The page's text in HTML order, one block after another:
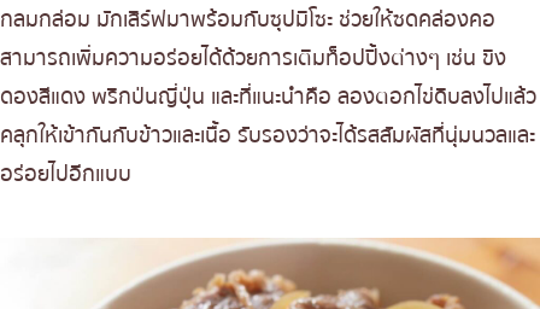
กลมกล่อม มักเสิร์ฟมาพร้อมกับซุปมิโซะ ช่วยให้ซดคล่องคอ
สามารถเพิ่มความอร่อยได้ด้วยการเติมท็อปปิ้งต่างๆ เช่น ขิง
ดองสีแดง พริกป่นญี่ปุ่น และที่แนะนำคือ ลองตอกไข่ดิบลงไปแล้ว
คลุกให้เข้ากันกับข้าวและเนื้อ รับรองว่าจะได้รสสัมผัสที่นุ่มนวลและ
อร่อยไปอีกแบบ